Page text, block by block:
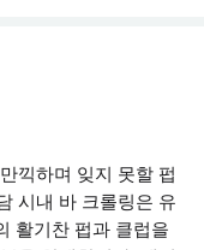
끽하며 잊지 못할 펍
시내 바 크롤링은 유
활기찬 펍과 클럽을